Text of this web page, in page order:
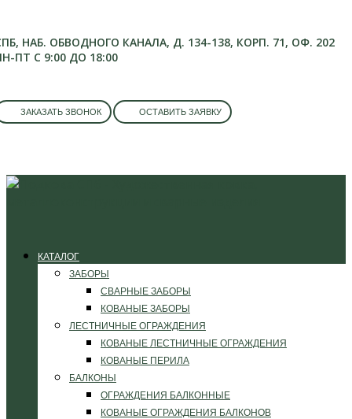
НАБ. ОБВОДНОГО КАНАЛА, Д. 134-138, КОРП. 71, ОФ. 202
ПТ С 9:00 ДО 18:00
ЗАКАЗАТЬ ЗВОНОК ОСТАВИТЬ ЗАЯВКУ
КАТАЛОГ
ЗАБОРЫ
СВАРНЫЕ ЗАБОРЫ
КОВАНЫЕ ЗАБОРЫ
ЛЕСТНИЧНЫЕ ОГРАЖДЕНИЯ
КОВАНЫЕ ЛЕСТНИЧНЫЕ ОГРАЖДЕНИЯ
КОВАНЫЕ ПЕРИЛА
БАЛКОНЫ
ОГРАЖДЕНИЯ БАЛКОННЫЕ
КОВАНЫЕ ОГРАЖДЕНИЯ БАЛКОНОВ